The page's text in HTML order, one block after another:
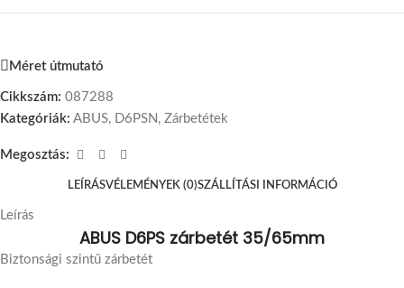
Méret útmutató
Cikkszám: 087288
Kategóriák: ABUS, D6PSN , Zárbetétek
Megosztás:
LEÍRÁSVÉLEMÉNYEK (0)SZÁLLÍTÁSI INFORMÁCIÓ
Leírás
ABUS D6PS zárbetét 35/65mm
Biztonsági szintű zárbetét